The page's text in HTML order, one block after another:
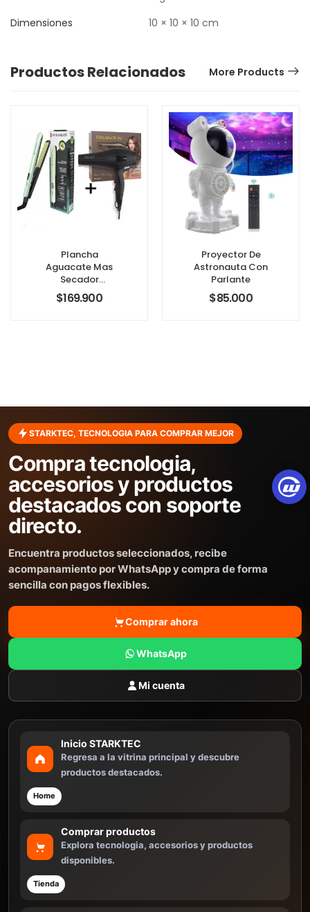
Dimensiones
10 × 10 × 10 cm
Productos Relacionados More Products
Plancha
Aguacate Mas
Secador
Remington
$169.900
Proyector De
Astronauta Con
Parlante
$85.000
STARKTEC, TECNOLOGIA PARA COMPRAR MEJOR
Compra tecnologia,
accesorios y productos
destacados con soporte
directo.
Encuentra productos seleccionados, recibe
acompanamiento por WhatsApp y compra de forma
sencilla con pagos flexibles.
Comprar ahora
WhatsApp
Mi cuenta
Inicio STARKTEC
Regresa a la vitrina principal y descubre
productos destacados.
Home
Comprar productos
Explora tecnologia, accesorios y productos
disponibles.
Tienda